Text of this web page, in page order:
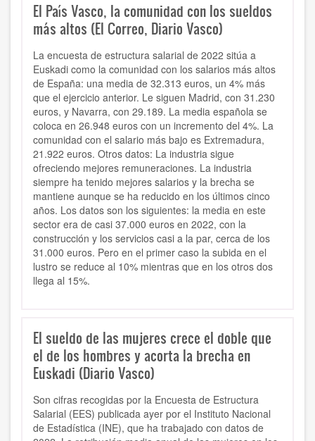
El País Vasco, la comunidad con los sueldos
más altos (El Correo, Diario Vasco)
La encuesta de estructura salarial de 2022 sitúa a
Euskadi como la comunidad con los salarios más altos
de España: una media de 32.313 euros, un 4% más
que el ejercicio anterior. Le siguen Madrid, con 31.230
euros, y Navarra, con 29.189. La media española se
coloca en 26.948 euros con un incremento del 4%. La
comunidad con el salario más bajo es Extremadura,
21.922 euros. Otros datos: La industria sigue
ofreciendo mejores remuneraciones. La industria
siempre ha tenido mejores salarios y la brecha se
mantiene aunque se ha reducido en los últimos cinco
años. Los datos son los siguientes: la media en este
sector era de casi 37.000 euros en 2022, con la
construcción y los servicios casi a la par, cerca de los
31.000 euros. Pero en el primer caso la subida en el
lustro se reduce al 10% mientras que en los otros dos
llega al 15%.
El sueldo de las mujeres crece el doble que
el de los hombres y acorta la brecha en
Euskadi (Diario Vasco)
Son cifras recogidas por la Encuesta de Estructura
Salarial (EES) publicada ayer por el Instituto Nacional
de Estadística (INE), que ha trabajado con datos de